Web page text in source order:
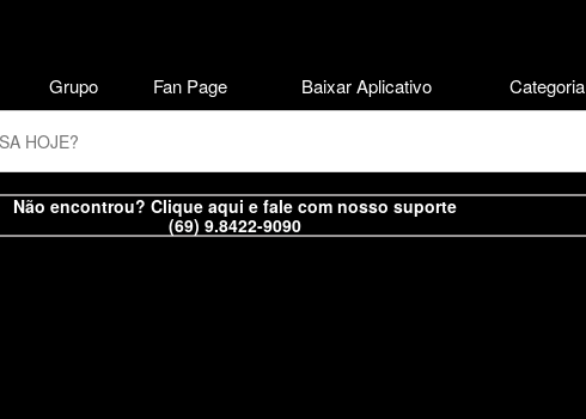
Não encontrou? Clique aqui e fale com nosso suporte
(69) 9.8422-9090
Grupo Fan Page Baixar Aplicativo Categoria